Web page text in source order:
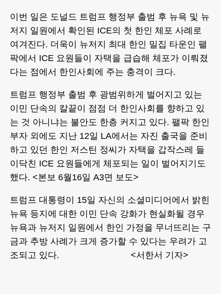
이번 일은 도널드 트럼프 행정부 출범 후 뉴욕 및 뉴
저지 일원에서 확인된 ICE의 첫 한인 체포 사례로
여겨진다. 더욱이 뉴저지 최대 한인 밀집 타운인 팰
팍에서 ICE 요원들이 자택을 급습해 체포가 이뤄졌
다는 점에서 한인사회에 주는 충격이 크다.
트럼프 행정부 출범 후 광범위하게 벌어지고 있는
이민 단속의 칼끝이 점점 더 한인사회를 향하고 있
는 것 아니냐는 불안도 한층 커지고 있다. 팰팍 한인
부자 외에도 지난 12일 LA에서는 자진 출국을 준비
하고 있던 한인 저스틴 정씨가 자택을 갑작스레 들
이닥친 ICE 요원들에게 체포되는 일이 벌어지기도
했다. <본보 6월16일 A3면 보도>
트럼프 대통령이 15일 자신의 소셜미디어에서 밝힌
뉴욕 등지에 대한 이민 단속 강화가 현실화될 경우
뉴욕과 뉴저지 일원에서 한인 가정을 무너뜨리는 구
금과 추방 사례가 크게 증가할 수 있다는 우려가 고
조되고 있다. <서한서 기자>